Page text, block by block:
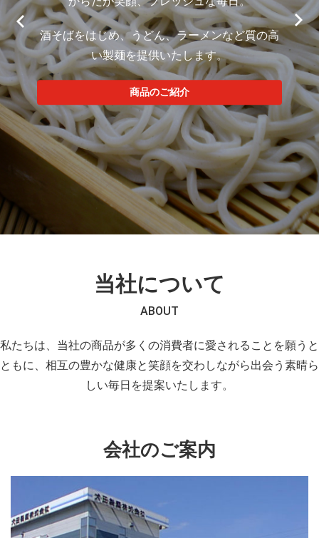
酒そばをはじめ、うどん、ラーメンなど質の高
い製麺を提供いたします。
商品のご紹介
当社について
ABOUT
私たちは、当社の商品が多くの消費者に愛されることを願うと
ともに、相互の豊かな健康と笑顔を交わしながら出会う素晴ら
しい毎日を提案いたします。
会社のご案内